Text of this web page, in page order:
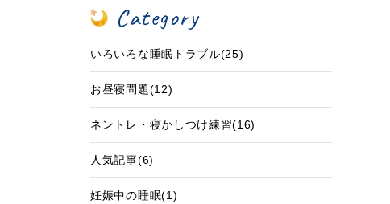
Category
いろいろな睡眠トラブル(25)
お昼寝問題(12)
ネントレ・寝かしつけ練習(16)
人気記事(6)
妊娠中の睡眠(1)